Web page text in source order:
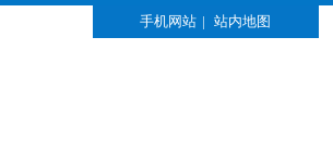
手机网站 | 站内地图